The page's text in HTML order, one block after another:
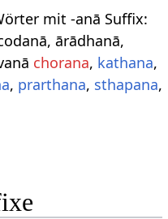
mit -anā Suffix:
ārādhanā,
chorana, kathana,
, prarthana, sthapana,